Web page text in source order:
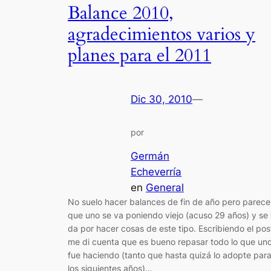
Balance 2010,
agradecimientos varios y
planes para el 2011
Dic 30, 2010—
por
Germán
Echeverría
en General
No suelo hacer balances de fin de año pero parece
que uno se va poniendo viejo (acuso 29 años) y se
da por hacer cosas de este tipo. Escribiendo el
me di cuenta que es bueno repasar todo lo que
fue haciendo (tanto que hasta quizá lo adopte para
los siguientes años)…